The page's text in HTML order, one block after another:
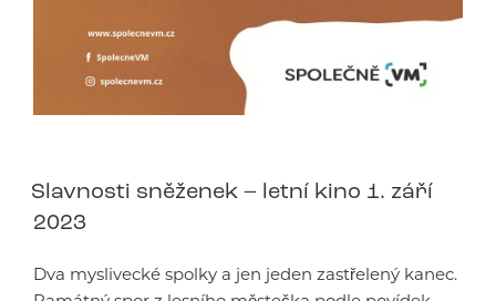
Slavnosti sněženek – letní kino 1. září
2023
Dva myslivecké spolky a jen jeden zastřelený kanec.